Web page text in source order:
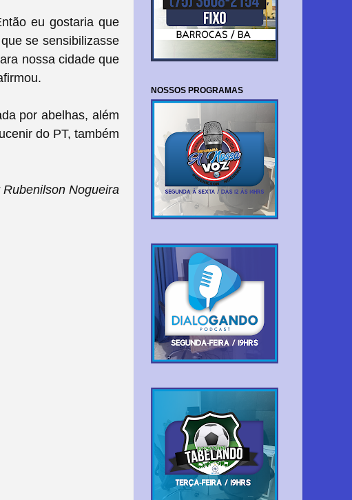
eu gostaria que
se sensibilizasse
nossa cidade que
por abelhas, além
do PT, também
Nogueira
NOSSOS PROGRAMAS